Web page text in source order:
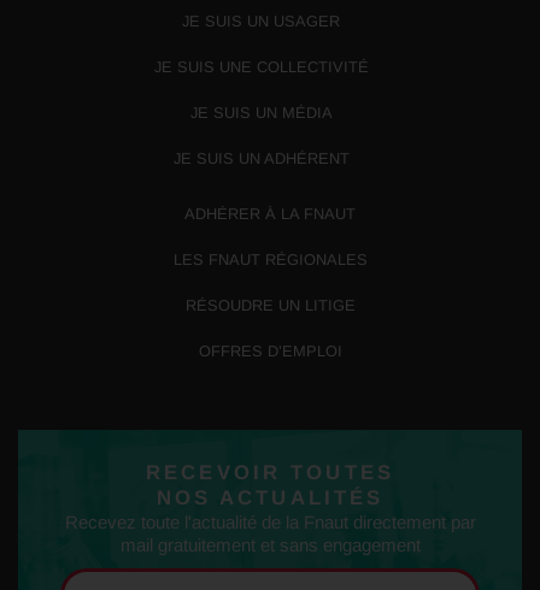
JE SUIS UN USAGER
JE SUIS UNE COLLECTIVITÉ
JE SUIS UN MÉDIA
JE SUIS UN ADHÉRENT
ADHÉRER À LA FNAUT
LES FNAUT RÉGIONALES
RÉSOUDRE UN LITIGE
OFFRES D’EMPLOI
RECEVOIR TOUTES
NOS ACTUALITÉS
Recevez toute l'actualité de la Fnaut directement par
mail gratuitement et sans engagement